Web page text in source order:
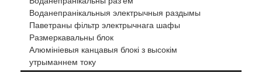
Воданепранікальныя электрычныя раздымы
Паветраны фільтр электрычнага шафы
Размеркавальны блок
Алюмініевыя канцавыя блокі з высокім
утрыманнем току